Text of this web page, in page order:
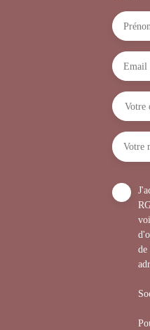
Email
Votre
Votre